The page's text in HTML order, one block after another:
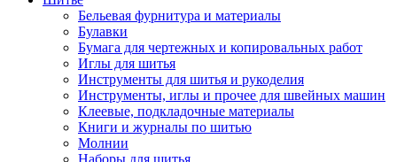
Бельевая фурнитура и материалы
Булавки
Бумага для чертежных и копировальных работ
Иглы для шитья
Инструменты для шитья и рукоделия
Инструменты, иглы и прочее для швейных машин
Клеевые, подкладочные материалы
Книги и журналы по шитью
Молнии
Наборы для шитья